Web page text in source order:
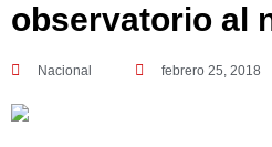
observatorio al
Nacional febrero 25, 2018